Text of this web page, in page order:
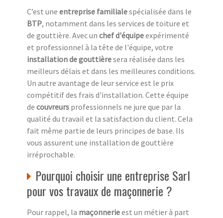
C’est une entreprise familialespécialisée dans le
BTP, notamment dans les services de toiture et
de gouttière. Avec un chef d'équipeexpérimenté
et professionnel à la tête de l'équipe, votre
installation de gouttièresera réalisée dans les
meilleurs délais et dans les meilleures conditions.
Un autre avantage de leur service est le prix
compétitif des frais d'installation. Cette équipe
de couvreurs professionnels ne jure que par la
qualité du travail et la satisfaction du client. Cela
fait même partie de leurs principes de base. Ils
vous assurent une installation de gouttière
irréprochable.
Pourquoi choisir une entreprise Sarl
pour vos travaux de maçonnerie ?
Pour rappel, la maçonnerieest un métier à part